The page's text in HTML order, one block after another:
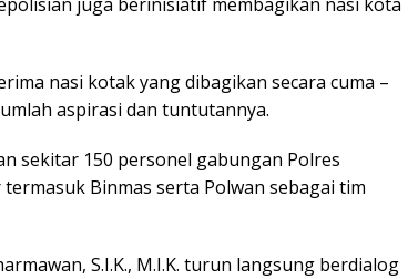
nasi kotak yang dibagikan secara cuma –
aspirasi dan tuntutannya.
sekitar 150 personel gabungan Polres
Binmas serta Polwan sebagai tim
S.I.K., M.I.K. turun langsung berdialog